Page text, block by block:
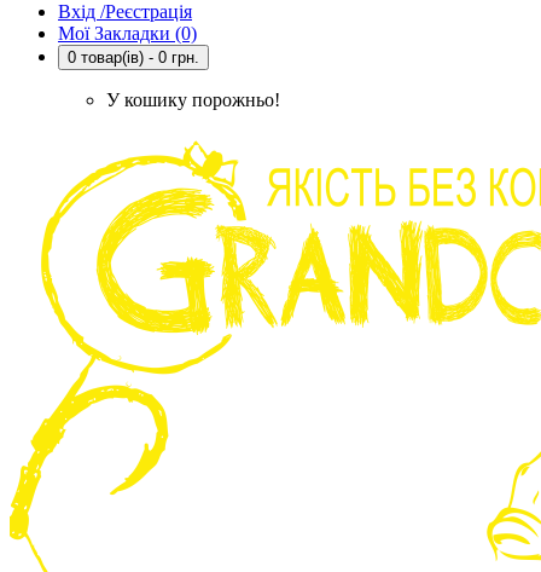
Вхід /Реєстрація
Мої Закладки (0)
0 товар(ів) - 0 грн.
У кошику порожньо!